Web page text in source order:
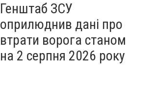
Генштаб ЗСУ
оприлюднив дані про
втрати ворога станом
на 2 серпня 2026 року